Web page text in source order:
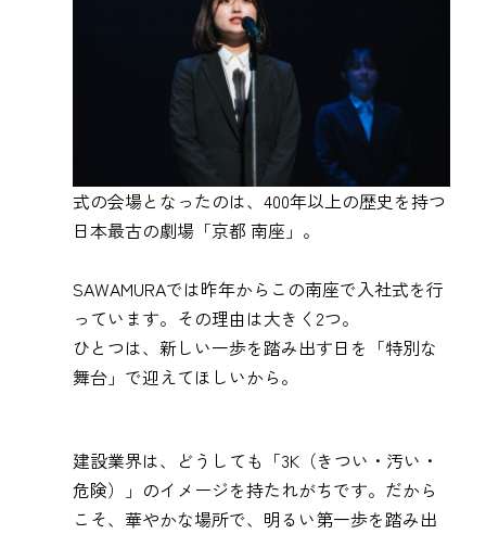
式の会場となったのは、400年以上の歴史を持つ
日本最古の劇場「京都 南座」。
SAWAMURAでは昨年からこの南座で入社式を行
っています。その理由は大きく2つ。
ひとつは、新しい一歩を踏み出す日を「特別な
舞台」で迎えてほしいから。
建設業界は、どうしても「3K（きつい・汚い・
危険）」のイメージを持たれがちです。だから
こそ、華やかな場所で、明るい第一歩を踏み出